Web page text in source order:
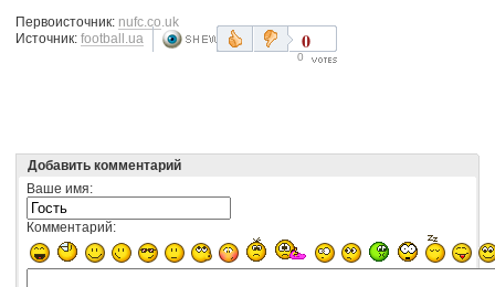
Первоисточник: nufc.co.uk
Источник: football.ua 0
0
Добавить комментарий
Ваше имя:
Комментарий: